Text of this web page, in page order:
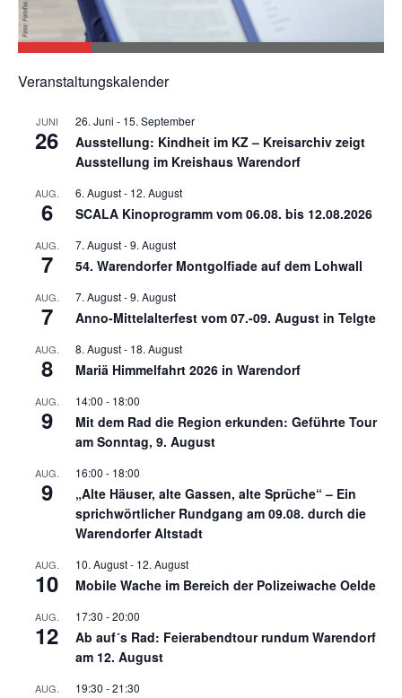
Veranstaltungskalender
JUNI
26
26. Juni - 15. September
Ausstellung: Kindheit im KZ – Kreisarchiv zeigt
Ausstellung im Kreishaus Warendorf
AUG.
6
6. August- 12. August
SCALA Kinoprogramm vom 06.08. bis 12.08.2026
AUG.
7
7. August-9. August
54. Warendorfer Montgolfiade auf dem Lohwall
AUG.
7
7. August-9. August
Anno-Mittelalterfest vom 07.-09. August in Telgte
AUG.
8
8. August- 18. August
Mariä Himmelfahrt 2026 in Warendorf
AUG.
9
14:00 - 18:00
Mit dem Rad die Region erkunden: Geführte Tour
am Sonntag, 9. August
AUG.
9
16:00 - 18:00
„Alte Häuser, alte Gassen, alte Sprüche“ – Ein
sprichwörtlicher Rundgang am 09.08. durch die
Warendorfer Altstadt
AUG.
10
10. August- 12. August
Mobile Wache im Bereich der Polizeiwache Oelde
AUG.
12
17:30 -20:00
Ab auf´s Rad: Feierabendtour rundum Warendorf
am 12. August
AUG. 19:30 -21:30